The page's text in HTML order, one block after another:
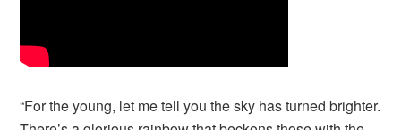
“For the young, let me tell you the sky has turned brighter.